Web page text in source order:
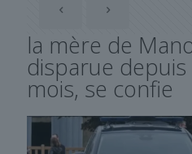
la mère de
disparue depuis
mois, se confie